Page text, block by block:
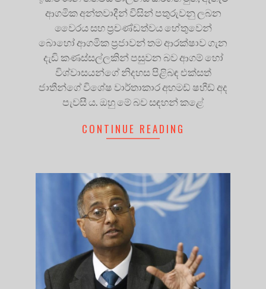
ආගමික අන්තවාදීන් විසින් පතුරුවනු ලබන
වෛරය සහ ප්‍රචණ්ඩත්වය හේතුවෙන්
බොහෝ ආගමික ප්‍රජාවන් තම ආරක්ෂාව ගැන
දැඩි කණස්සල්ලකින් පසුවන බව ආගම් හෝ
විශ්වාසයන්ගේ නිදහස පිළිබඳ එක්සත්
ජාතීන්ගේ විශේෂ වාර්තාකාර අහමඩ් ෂහීඩ් අද
පැවසී ය. ඔහු මේ බව සඳහන් කළේ
CONTINUE READING